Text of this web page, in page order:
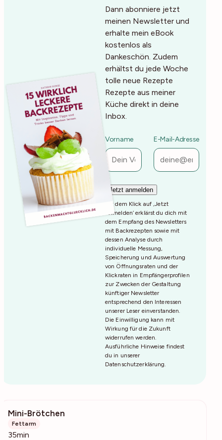
Dann abonniere jetzt
meinen Newsletter und
erhalte mein eBook
kostenlos als
Dankeschön. Zudem
erhältst du jede Woche
tolle neue Rezepte
Rezepte aus meiner
Küche direkt in deine
Inbox.
Vorname E-Mail-Adresse
Mit dem Klick auf ‚Jetzt
Anmelden‘ erklärst du dich mit
dem Empfang des Newsletters
mit Backrezepten sowie mit
dessen Analyse durch
individuelle Messung,
Speicherung und Auswertung
von Öffnungsraten und der
Klickraten in Empfängerprofilen
zur Zwecken der Gestaltung
künftiger Newsletter
entsprechend den Interessen
unserer Leser einverstanden.
Die Einwilligung kann mit
Wirkung für die Zukunft
widerrufen werden.
Ausführliche Hinweise findest
du in unserer
Datenschutzerklärung
Mini-Brötchen
Fettarm
35min